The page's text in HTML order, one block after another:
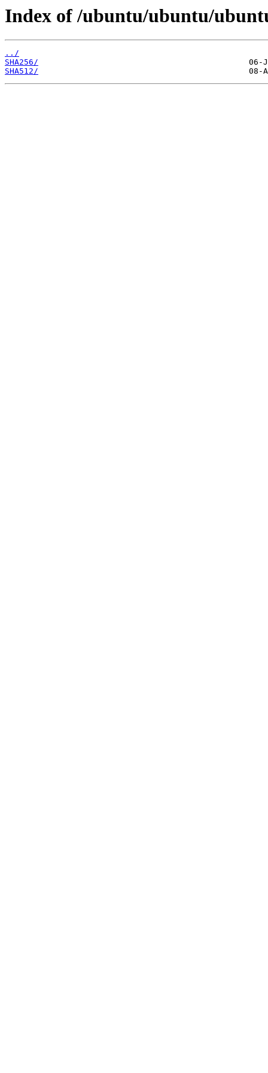
Index of /ubuntu/ubuntu/
../
SHA256/
SHA512/